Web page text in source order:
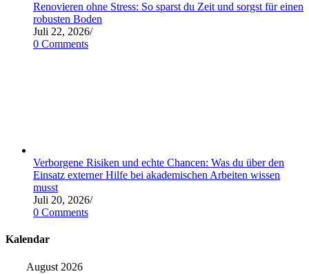
Renovieren ohne Stress: So sparst du Zeit und sorgst für einen
robusten Boden
Juli 22, 2026/
0 Comments
Verborgene Risiken und echte Chancen: Was du über den
Einsatz externer Hilfe bei akademischen Arbeiten wissen
musst
Juli 20, 2026/
0 Comments
Kalendar
August 2026